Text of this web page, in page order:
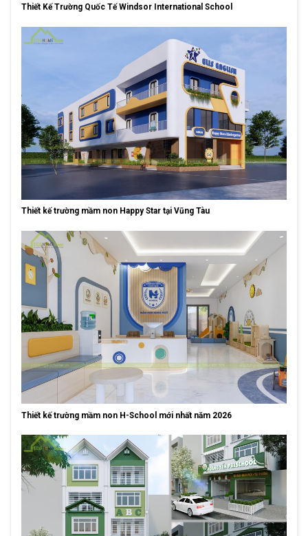
Thiết Kế Trường Quốc Tế Windsor International School
Thiết kế trường mầm non Happy Star tại Vũng Tàu
Thiết kế trường mầm non H-School mới nhất năm 2026